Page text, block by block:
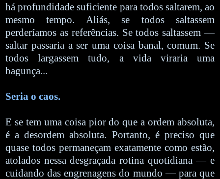
há profundidade suficiente para todos saltarem, ao
mesmo tempo. Aliás, se todos saltassem
perderíamos as referências. Se todos saltassem —
saltar passaria a ser uma coisa banal, comum. Se
todos largassem tudo, a vida viraria uma
bagunça...
Seria o caos.
E se tem uma coisa pior do que a ordem absoluta,
é a desordem absoluta. Portanto, é preciso que
quase todos permaneçam exatamente como estão,
atolados nessa desgraçada rotina quotidiana — e
cuidando das engrenagens do mundo — para que